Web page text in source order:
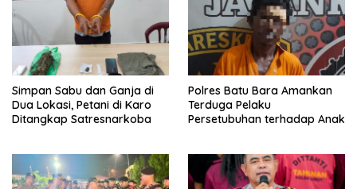
Simpan Sabu dan Ganja di
Dua Lokasi, Petani di Karo
Ditangkap Satresnarkoba
Polres Batu Bara Amankan
Terduga Pelaku
Persetubuhan terhadap Anak